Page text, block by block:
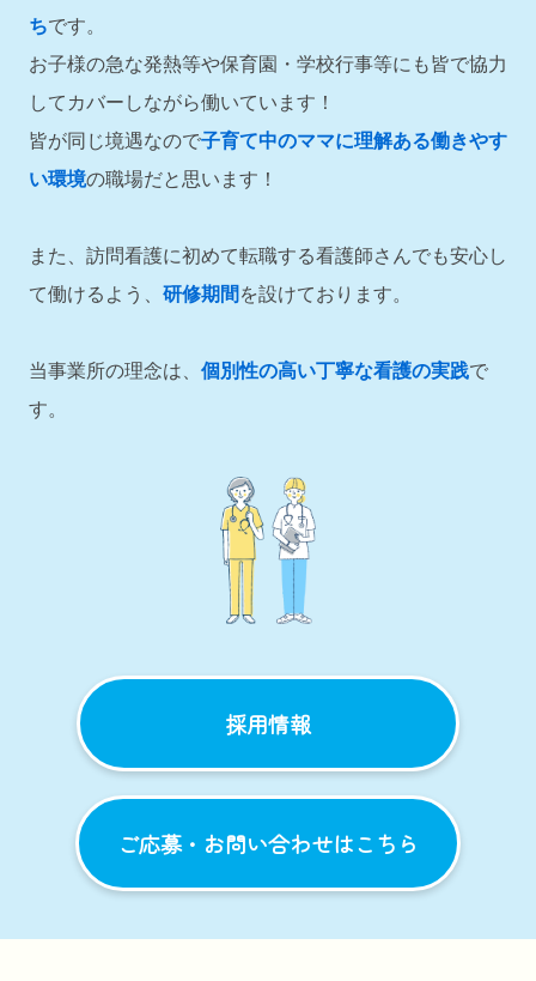
ちです。
お子様の急な発熱等や保育園・学校行事等にも皆で協力
してカバーしながら働いています！
皆が同じ境遇なので子育て中のママに理解ある働きやす
い環境の職場だと思います！
また、訪問看護に初めて転職する看護師さんでも安心し
て働けるよう、 研修期間 を設けております。
当事業所の理念は、 個別性の高い丁寧な看護の実践で
す。
採用情報
ご応募・お問い合わせはこちら